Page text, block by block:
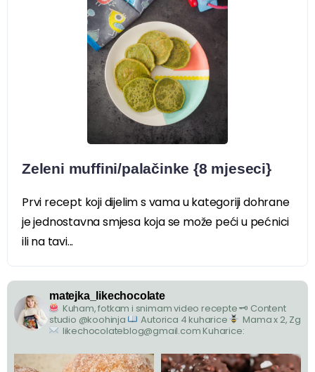
Zeleni muffini/palačinke {8 mjeseci}
Prvi recept koji dijelim s vama u kategoriji dohrane
je jednostavna smjesa koja se može peći u pećnici
ili na tavi...
matejka_likechocolate
Kuham, fotkam i snimam video recepte🗝 Content
studio @koohinja
Autorica 4 kuharice
Mama x 2, Zg
likechocolateblog@gmail.com Kuharice: